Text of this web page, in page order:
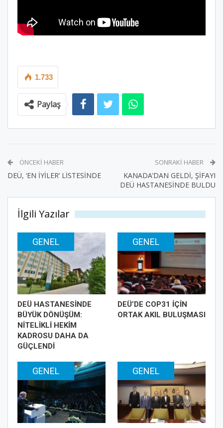
1.733
Paylaş
ÖNCEKI HABER
DEÜ, ‘EN İYİLER’ LİSTESİNDE
SONRAKI HABER
KANADA’DAN GELDİ, ŞİFAYI
DEÜ HASTANESİNDE BULDU
İlgili Yazılar
GENEL
DEÜ HASTANESİNDE
BÜYÜK DÖNÜŞÜM:
NİTELİKLİ HEKİM
KADROSU DAHA DA
GÜÇLENDİ
GENEL
DEÜ’DE COP31 İÇİN
ORTAK AKIL BULUŞMASI
GENEL GENEL